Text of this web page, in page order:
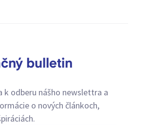
bulletin
k odberu nášho newslettra a
o nových článkoch,